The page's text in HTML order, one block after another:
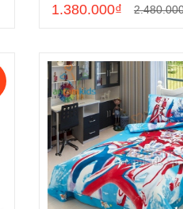
1.380.000₫